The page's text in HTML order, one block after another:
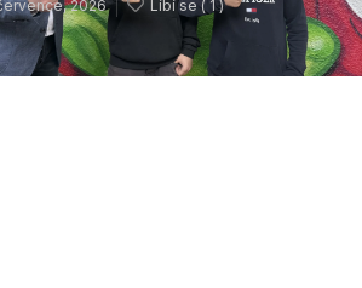
2026 Líbí se ( 1 )